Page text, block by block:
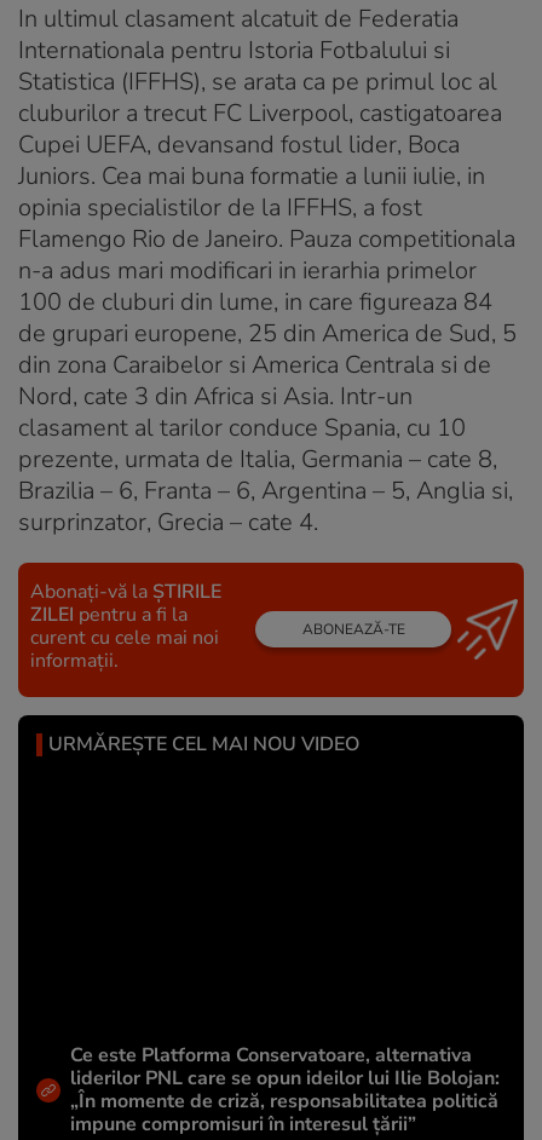
In ultimul clasament alcatuit de Federatia
Internationala pentru Istoria Fotbalului si
Statistica (IFFHS), se arata ca pe primul loc al
cluburilor a trecut FC Liverpool, castigatoarea
Cupei UEFA, devansand fostul lider, Boca
Juniors. Cea mai buna formatie a lunii iulie, in
opinia specialistilor de la IFFHS, a fost
Flamengo Rio de Janeiro. Pauza competitionala
n-a adus mari modificari in ierarhia primelor
100 de cluburi din lume, in care figureaza 84
de grupari europene, 25 din America de Sud, 5
din zona Caraibelor si America Centrala si de
Nord, cate 3 din Africa si Asia. Intr-un
clasament al tarilor conduce Spania, cu 10
prezente, urmata de Italia, Germania – cate 8,
Brazilia – 6, Franta – 6, Argentina – 5, Anglia si,
surprinzator, Grecia – cate 4.
Abonați-vă la ȘTIRILE
ZILEI pentru a fi la
curent cu cele mai noi
informații.
ABONEAZĂ-TE
URMĂREȘTE CEL MAI NOU VIDEO
Ce este Platforma Conservatoare, alternativa
liderilor PNL care se opun ideilor lui Ilie Bolojan:
„În momente de criză, responsabilitatea politică
impune compromisuri în interesul țării”